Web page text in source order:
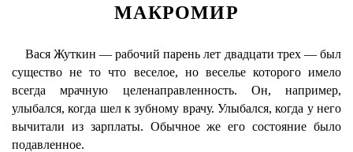
МАКРОМИР
Вася Жуткин — рабочий парень лет двадцати трех — был
существо не то что веселое, но веселье которого имело
всегда мрачную целенаправленность. Он, например,
улыбался, когда шел к зубному врачу. Улыбался, когда у него
вычитали из зарплаты. Обычное же его состояние было
подавленное.